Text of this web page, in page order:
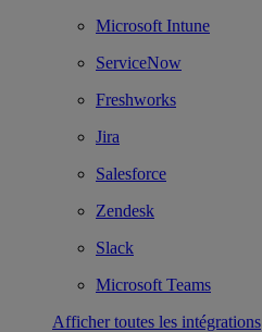
Microsoft Intune
ServiceNow
Freshworks
Jira
Salesforce
Zendesk
Slack
Microsoft Teams
Afficher toutes les intégrations